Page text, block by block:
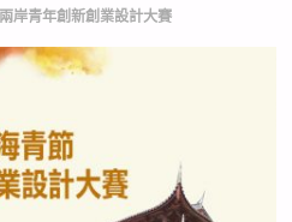
岸青年創新創業設計大賽